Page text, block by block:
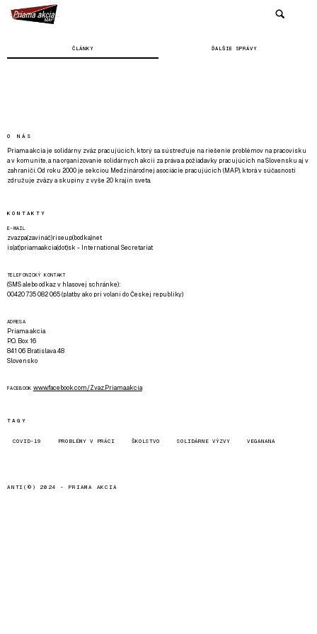
ČLÁNKY ĎALŠIE SPRÁVY
O NÁS
Priama akcia je solidárny zväz pracujúcich, ktorý sa sústreďuje na riešenie problémov na pracovisku
a v komunite, a na organizovanie solidárnych akcií za práva a požiadavky pracujúcich na Slovensku aj v
zahraničí. Od roku 2000 je sekciou Medzinárodnej asociácie pracujúcich (MAP), ktorá v súčasnosti
združuje zväzy a skupiny z vyše 20 krajín sveta.
KONTAKTY
E-MAIL
zvazpa(zavináč)riseup(bodka)net
is(at)priamaakcia(dot)sk - International Secretariat
TELEFONICKÝ KONTAKT
(SMS alebo odkaz v hlasovej schránke):
00420 735 082 065 (platby ako pri volaní do Českej republiky)
ADRESA
Priama akcia
P.O. Box 16
841 06 Bratislava 48
Slovensko
FACEBOOK www.facebook.com/Zvaz.Priama.akcia
TAGY
COVID-19 PROBLÉMY V PRÁCI ŠKOLSTVO SOLIDÁRNE VÝZVY VEGANANA
ANTI(©) 2024 - PRIAMA AKCIA